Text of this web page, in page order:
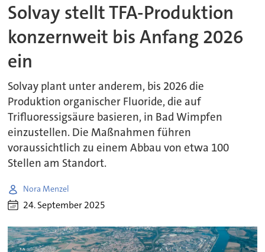
Solvay stellt TFA-Produktion
konzernweit bis Anfang 2026
ein
Solvay plant unter anderem, bis 2026 die
Produktion organischer Fluoride, die auf
Trifluoressigsäure basieren, in Bad Wimpfen
einzustellen. Die Maßnahmen führen
voraussichtlich zu einem Abbau von etwa 100
Stellen am Standort.
Nora Menzel
24. September 2025